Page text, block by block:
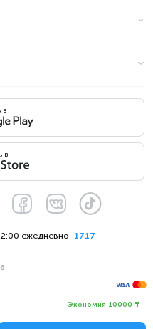
Экономия 10000 ₸
в
в
1717
ежедневно